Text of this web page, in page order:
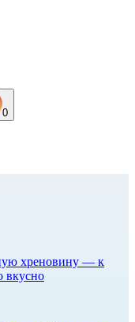
0
хреновину — к
вкусно